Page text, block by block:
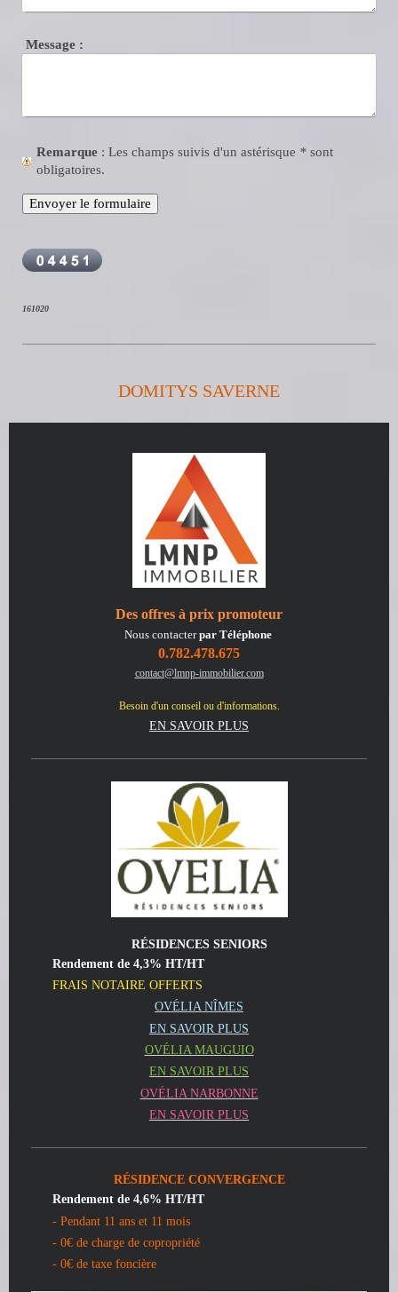
Message :
Remarque : Les champs suivis d'un astérisque * sont
obligatoires.
161020
DOMITYS SAVERNE
Des offres à prix promoteur
Nous contacterpar Téléphone
0.782.478.675
contact@lmnp-immobilier.com
Besoin d'un conseil ou d'informations.
EN SAVOIR PLUS
RÉSIDENCES SENIORS
Rendement de 4,3% HT/HT
FRAIS NOTAIRE OFFERTS
OVÉLIA NÎMES
EN SAVOIR PLUS
OVÉLIA MAUGUIO
EN SAVOIR PLUS
OVÉLIA NARBONNE
EN SAVOIR PLUS
RÉSIDENCE CONVERGENCE
Rendement de 4,6% HT/HT
- Pendant 11 ans et 11 mois
- 0€ de charge de copropriété
- 0€ de taxe foncière